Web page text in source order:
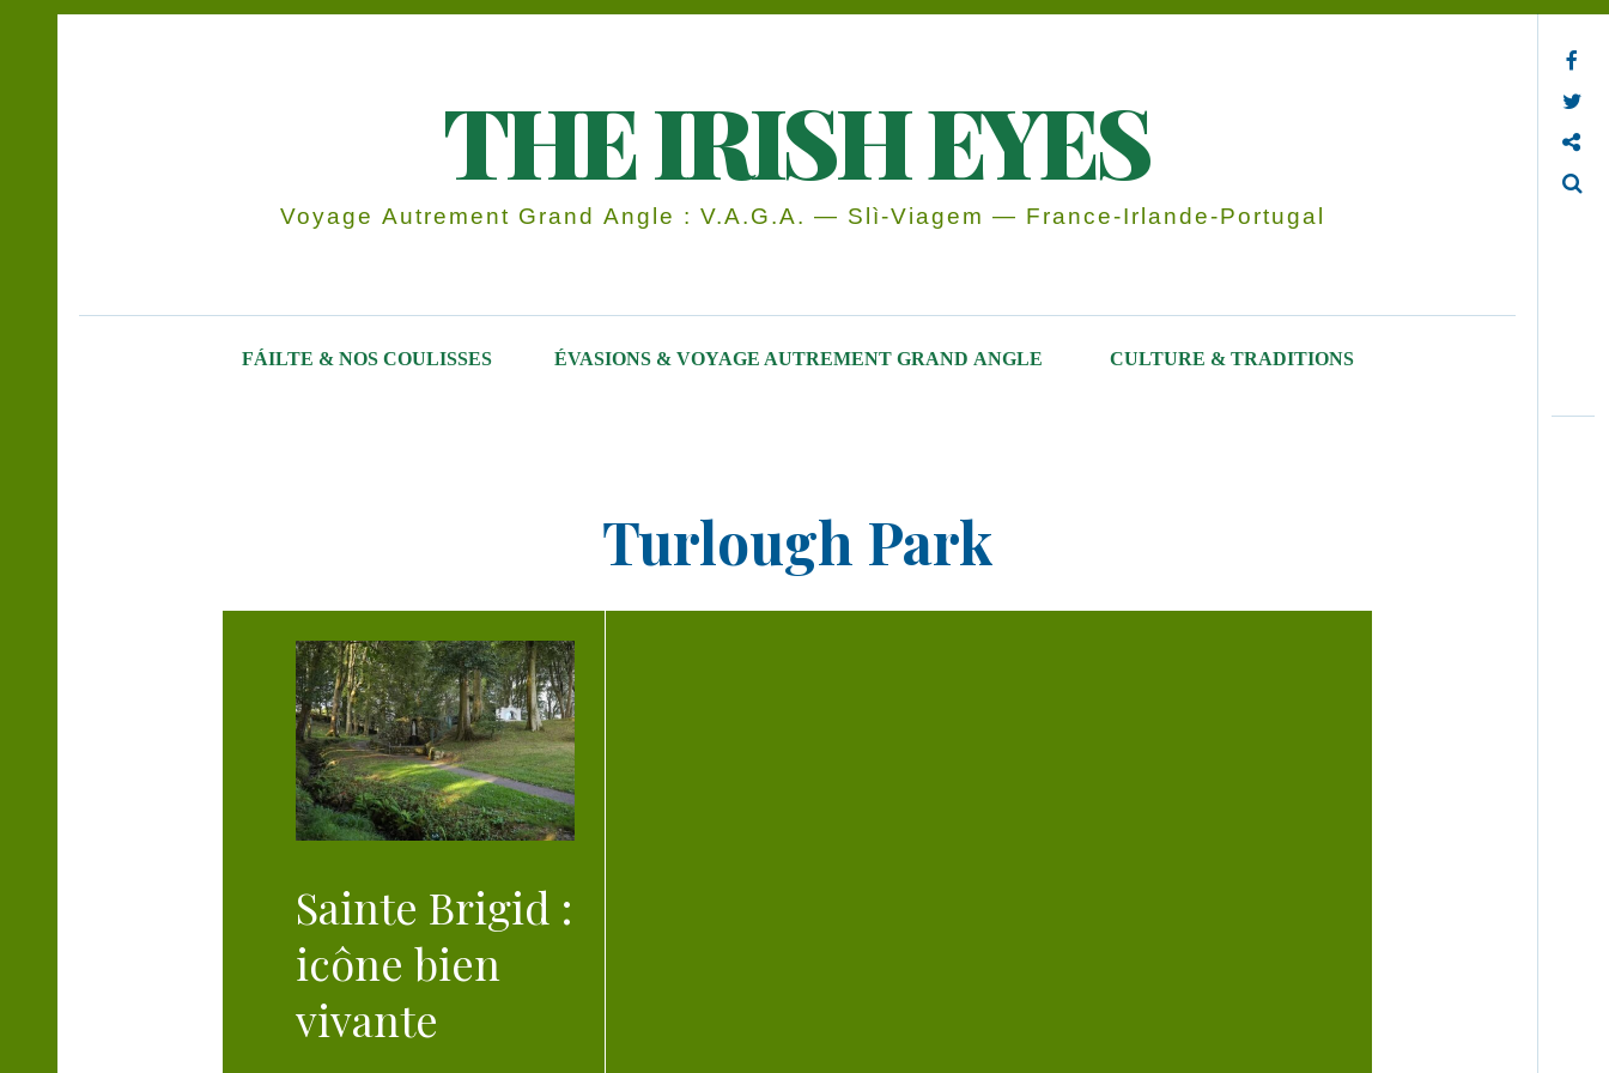
THE IRISH EYES
Voyage Autrement Grand Angle : V.A.G.A. — Slì-Viagem — France-Irlande-Portugal
FÁILTE & NOS COULISSES ÉVASIONS & VOYAGE AUTREMENT GRAND ANGLE CULTURE & TRADITIONS
Turlough Park
T
Sainte Brigid :
icône bien
vivante